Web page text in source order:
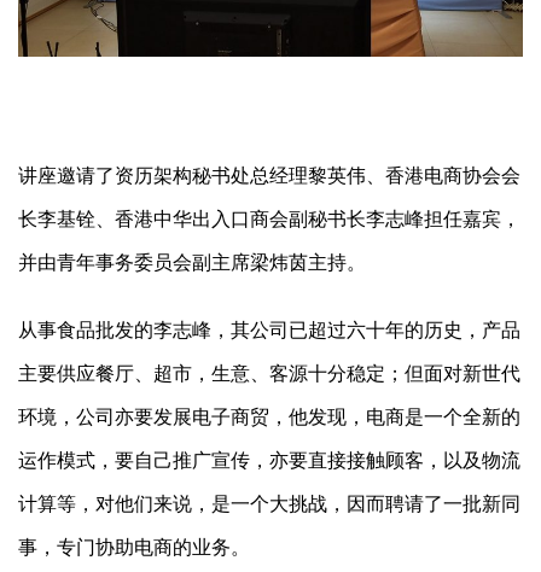
讲座邀请了资历架构秘书处总经理黎英伟、香港电商协会会
长李基铨、香港中华出入口商会副秘书长李志峰担任嘉宾，
并由青年事务委员会副主席梁炜茵主持。
从事食品批发的李志峰，其公司已超过六十年的历史，产品
主要供应餐厅、超市，生意、客源十分稳定；但面对新世代
环境，公司亦要发展电子商贸，他发现，电商是一个全新的
运作模式，要自己推广宣传，亦要直接接触顾客，以及物流
计算等，对他们来说，是一个大挑战，因而聘请了一批新同
事，专门协助电商的业务。